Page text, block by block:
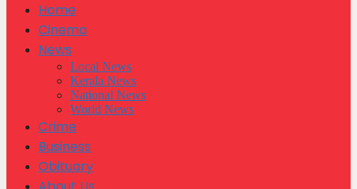
Home
Cinema
News
Local News
Kerala News
National News
World News
Crime
Business
Obituary